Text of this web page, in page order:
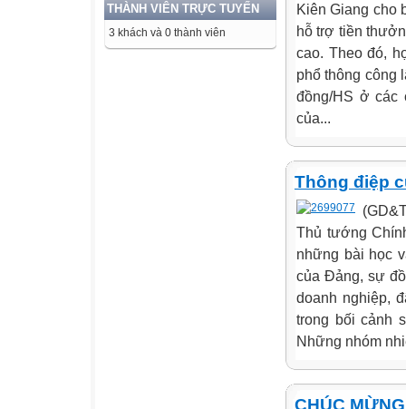
THÀNH VIÊN TRỰC TUYẾN
3 khách và 0 thành viên
Kiên Giang cho
hỗ trợ tiền
cao. Theo đó,
phổ thông công
đồng/HS ở các
của...
Thông điệp
Thủ tướng
những bài học
của Đảng, sự
doanh nghiệp,
trong bối cảnh
Những nhóm
CHÚC